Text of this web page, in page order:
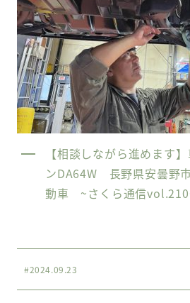
【相談しながら進めます
ンDA64W 長野県安曇
動車 ~さくら通信
#2024.09.23